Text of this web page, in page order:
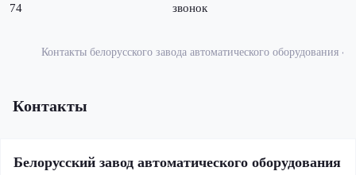
74
звонок
Контакты белорусского завода автоматического оборудования
Контакты
Белорусский завод автоматического оборудования